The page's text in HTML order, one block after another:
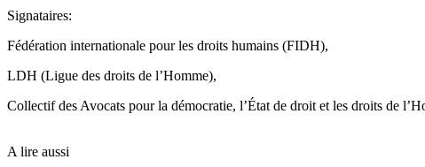
Signataires:
Fédération internationale pour les droits humains (FIDH),
LDH (Ligue des droits de l’Homme),
Collectif des Avocats pour la démocratie, l’État de droit et les droits de
A lire aussi